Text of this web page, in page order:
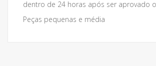
dentro de 24 horas após ser aprovado
Peças pequenas e média